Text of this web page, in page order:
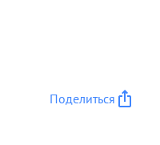
Поделиться